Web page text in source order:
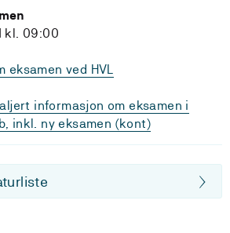
kl. 09:00
eksamen ved HVL
informasjon om eksamen i
inkl. ny eksamen (kont)